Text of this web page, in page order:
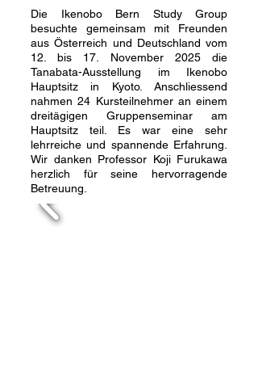
Die Ikenobo Bern Study Group
besuchte gemeinsam mit Freunden
aus Österreich und Deutschland vom
12. bis 17. November 2025 die
Tanabata-Ausstellung im Ikenobo
Hauptsitz in Kyoto. Anschliessend
nahmen 24 Kursteilnehmer an einem
dreitägigen Gruppenseminar am
Hauptsitz teil. Es war eine sehr
lehrreiche und spannende Erfahrung.
Wir danken Professor Koji Furukawa
herzlich für seine hervorragende
Betreuung.